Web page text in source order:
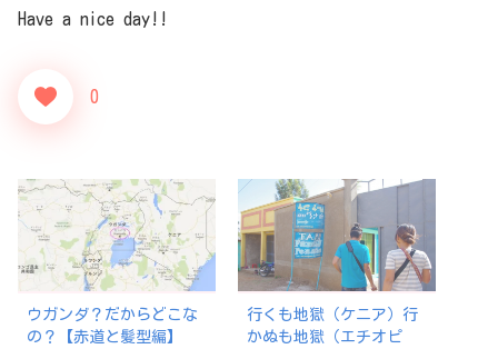
Have a nice day!!
0
ウガンダ？だからどこな
の？【赤道と髪型編】
行くも地獄（ケニア）行
かぬも地獄（エチオピ